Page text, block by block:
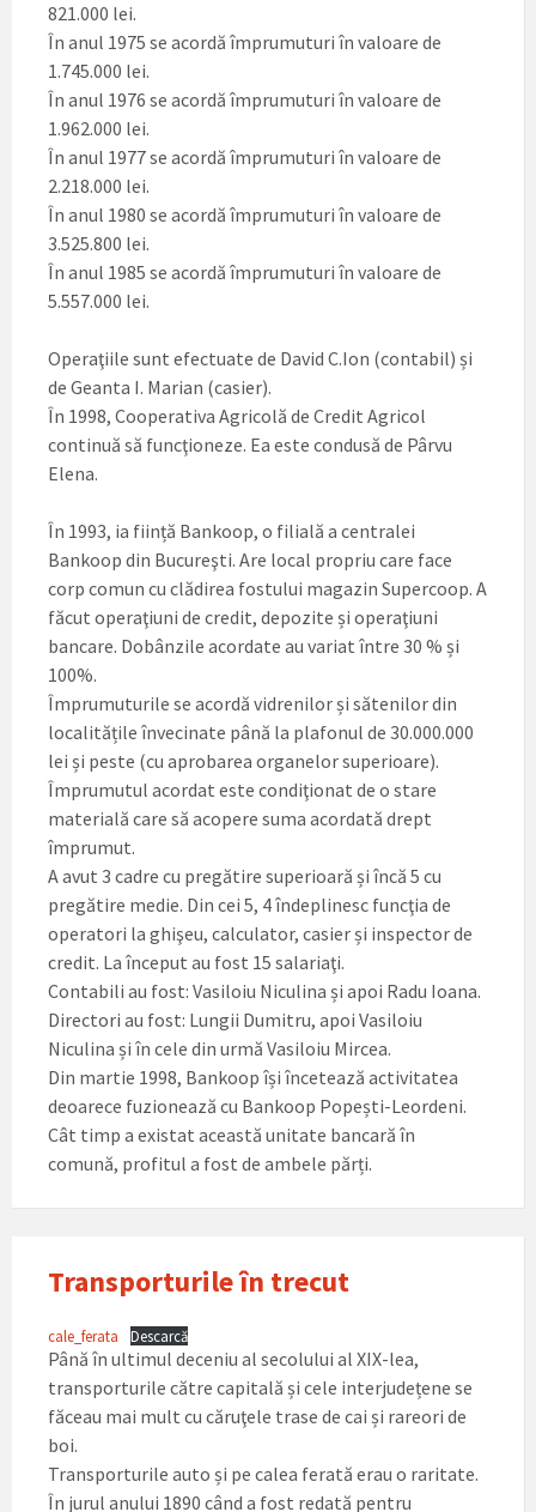
821.000 lei.
În anul 1975 se acordă împrumuturi în valoare de
1.745.000 lei.
În anul 1976 se acordă împrumuturi în valoare de
1.962.000 lei.
În anul 1977 se acordă împrumuturi în valoare de
2.218.000 lei.
În anul 1980 se acordă împrumuturi în valoare de
3.525.800 lei.
În anul 1985 se acordă împrumuturi în valoare de
5.557.000 lei.
Operaţiile sunt efectuate de David C.Ion (contabil) și
de Geanta I. Marian (casier).
În 1998, Cooperativa Agricolă de Credit Agricol
continuă să funcţioneze. Ea este condusă de Pârvu
Elena.
În 1993, ia ființă Bankoop, o filială a centralei
Bankoop din Bucureşti. Are local propriu care face
corp comun cu clădirea fostului magazin Supercoop. A
făcut operaţiuni de credit, depozite și operaţiuni
bancare. Dobânzile acordate au variat între 30 % și
100%.
Împrumuturile se acordă vidrenilor și sătenilor din
localitățile învecinate până la plafonul de 30.000.000
lei și peste (cu aprobarea organelor superioare).
Împrumutul acordat este condiţionat de o stare
materială care să acopere suma acordată drept
împrumut.
A avut 3 cadre cu pregătire superioară și încă 5 cu
pregătire medie. Din cei 5, 4 îndeplinesc funcţia de
operatori la ghişeu, calculator, casier și inspector de
credit. La început au fost 15 salariaţi.
Contabili au fost: Vasiloiu Niculina și apoi Radu Ioana.
Directori au fost: Lungii Dumitru, apoi Vasiloiu
Niculina și în cele din urmă Vasiloiu Mircea.
Din martie 1998, Bankoop își încetează activitatea
deoarece fuzionează cu Bankoop Popești-Leordeni.
Cât timp a existat această unitate bancară în
comună, profitul a fost de ambele părți.
Transporturile în trecut
cale_ferata Descarcă
Până în ultimul deceniu al secolului al XIX-lea,
transporturile către capitală și cele interjudețene se
făceau mai mult cu căruţele trase de cai și rareori de
boi.
Transporturile auto și pe calea ferată erau o raritate.
În jurul anului 1890 când a fost redată pentru